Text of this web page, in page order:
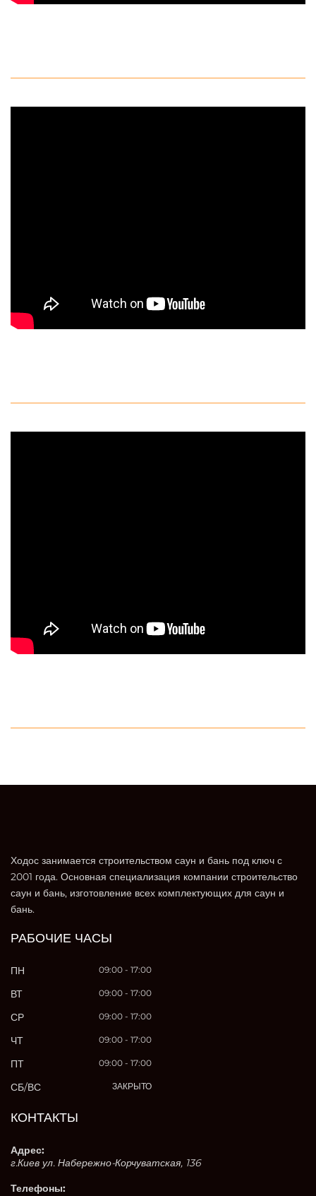
Ходос занимается строительством саун и бань под ключ с
2001 года. Основная специализация компании строительство
саун и бань, изготовление всех комплектующих для саун и
бань.
РАБОЧИЕ ЧАСЫ
ПН 09:00 - 17:00
ВТ 09:00 - 17:00
СР 09:00 - 17:00
ЧТ 09:00 - 17:00
ПТ 09:00 - 17:00
СБ/ВС ЗАКРЫТО
КОНТАКТЫ
Адрес:
г.Киев ул. Набережно-Корчуватская, 136
Телефоны: